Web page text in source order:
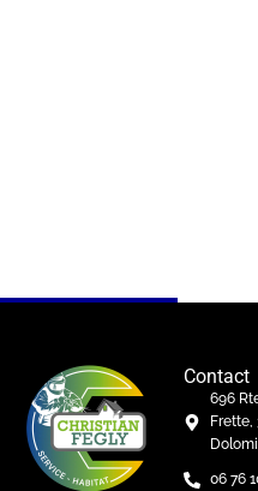
Contact
696
Frette,
06 76